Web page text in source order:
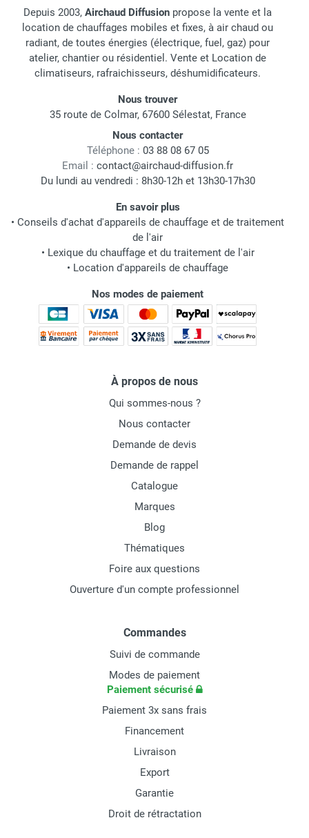
Depuis 2003, Airchaud Diffusion propose la vente et la
location de chauffages mobiles et fixes, à air chaud ou
radiant, de toutes énergies (électrique, fuel, gaz) pour
atelier, chantier ou résidentiel. Vente et Location de
climatiseurs, rafraichisseurs, déshumidificateurs.
Nous trouver
35 route de Colmar, 67600 Sélestat, France
Nous contacter
Téléphone : 03 88 08 67 05
Email : contact@airchaud-diffusion.fr
Du lundi au vendredi : 8h30-12h et 13h30-17h30
En savoir plus
• Conseils d'achat d'appareils de chauffage et de traitement
de l'air
• Lexique du chauffage et du traitement de l'air
• Location d'appareils de chauffage
Nos modes de paiement
À propos de nous
Qui sommes-nous ?
Nous contacter
Demande de devis
Demande de rappel
Catalogue
Marques
Blog
Thématiques
Foire aux questions
Ouverture d'un compte professionnel
Commandes
Suivi de commande
Modes de paiement
Paiement sécurisé
Paiement 3x sans frais
Financement
Livraison
Export
Garantie
Droit de rétractation